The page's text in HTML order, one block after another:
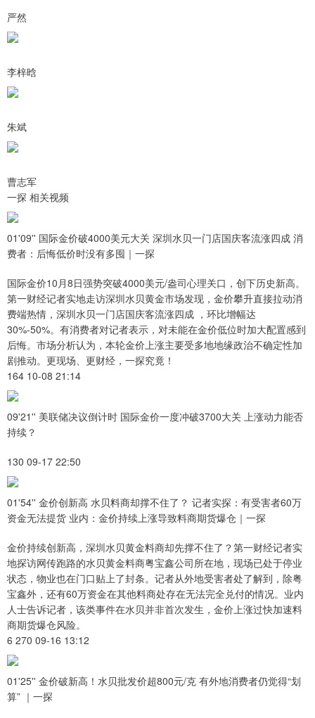
严然
李梓晗
朱斌
曹志军
一探 相关视频
01'09'' 国际金价破4000美元大关 深圳水贝一门店国庆客流涨四成 消
费者：后悔低价时没有多囤｜一探
国际金价10月8日强势突破4000美元/盎司心理关口，创下历史新高。
第一财经记者实地走访深圳水贝黄金市场发现，金价攀升直接拉动消
费端热情，深圳水贝一门店国庆客流涨四成 ，环比增幅达
30%-50%。有消费者对记者表示，对未能在金价低位时加大配置感到
后悔。市场分析认为，本轮金价上涨主要受多地地缘政治不确定性加
剧推动。更现场、更财经，一探究竟！
164 10-08 21:14
09'21'' 美联储决议倒计时 国际金价一度冲破3700大关 上涨动力能否
持续？
130 09-17 22:50
01'54'' 金价创新高 水贝料商却撑不住了？ 记者实探：有受害者60万
资金无法提货 业内：金价持续上涨导致料商期货爆仓｜一探
金价持续创新高，深圳水贝黄金料商却先撑不住了？第一财经记者实
地探访网传跑路的水贝黄金料商粤宝鑫公司所在地，现场已处于停业
状态，物业也在门口贴上了封条。记者从外地受害者处了解到，除粤
宝鑫外，还有60万资金在其他料商处存在无法完全兑付的情况。业内
人士告诉记者，该类事件在水贝并非首次发生，金价上涨过快加速料
商期货爆仓风险。
6 270 09-16 13:12
01'25'' 金价破新高！水贝批发价超800元/克 有外地消费者仍觉得“划
算” ｜一探